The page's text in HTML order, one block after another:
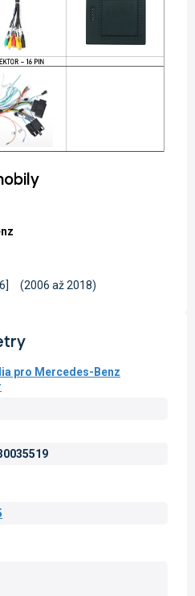
(2006 až 2018)
pro Mercedes-Benz